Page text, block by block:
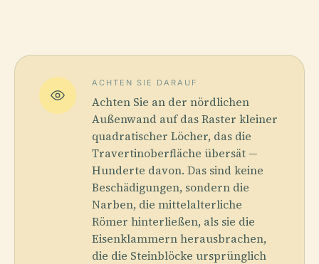
ACHTEN SIE DARAUF
Achten Sie an der nördlichen
Außenwand auf das Raster kleiner
quadratischer Löcher, das die
Travertinoberfläche übersät —
Hunderte davon. Das sind keine
Beschädigungen, sondern die
Narben, die mittelalterliche
Römer hinterließen, als sie die
Eisenklammern herausbrachen,
die die Steinblöcke ursprünglich